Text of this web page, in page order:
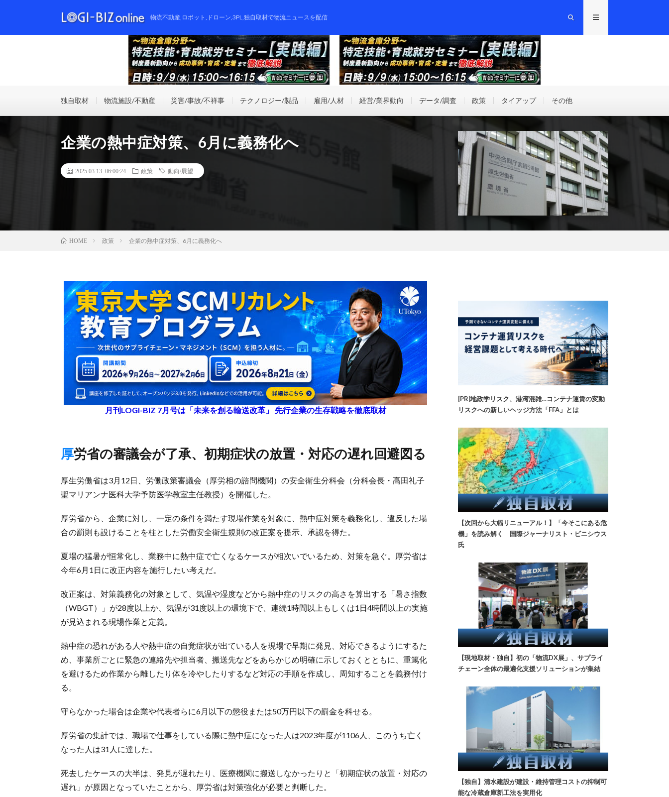
物流不動産,ロボット,ドローン,3PL,独自取材で物流ニュースを配信
独自取材 物流施設/不動産 災害/事故/不祥事 テクノロジー/製品 雇用/人材 経営/業界動向 データ/調査 政策 タイアップ その他
企業の熱中症対策、6月に義務化へ
2025.03.13 06:00:24 政策 動向/展望
HOME 政策 企業の熱中症対策、6月に義務化へ
月刊LOGI-BIZ 7月号は「未来を創る輸送改革」 先行企業の生存戦略を徹底取材
厚労省の審議会が了承、初期症状の放置・対応の遅れ回避図る
厚生労働省は3月12日、労働政策審議会（厚労相の諮問機関）の安全衛生分科会（分科会長・髙田礼子
聖マリアンナ医科大学予防医学教室主任教授）を開催した。
厚労省から、企業に対し、一定の条件を満たす現場作業を対象に、熱中症対策を義務化し、違反した場
合の罰則も設けることを柱とした労働安全衛生規則の改正案を提示、承認を得た。
夏場の猛暑が恒常化し、業務中に熱中症で亡くなるケースが相次いでいるため、対策を急ぐ。厚労省は
今年6月1日に改正内容を施行したい考えだ。
改正案は、対策義務化の対象として、気温や湿度などから熱中症のリスクの高さを算出する「暑さ指数
（WBGT）」が28度以上か、気温が31度以上の環境下で、連続1時間以上もしくは1日4時間以上の実施
が見込まれる現場作業と定義。
熱中症の恐れがある人や熱中症の自覚症状が出ている人を現場で早期に発見、対応できるようにするた
め、事業所ごとに緊急の連絡先や担当者、搬送先などをあらかじめ明確に示しておくとともに、重篤化
を避けるため作業から離したり体を冷やしたりするなど対応の手順を作成し、周知することを義務付け
る。
守らなかった場合は企業や代表者らに6月以下の懲役または50万円以下の罰金を科せる。
厚労省の集計では、職場で仕事をしている際に熱中症になった人は2023年度が1106人、このうち亡く
なった人は31人に達した。
死去したケースの大半は、発見が遅れたり、医療機関に搬送しなかったりと「初期症状の放置・対応の
遅れ」が原因となっていたことから、厚労省は対策強化が必要と判断した。
[PR]地政学リスク、港湾混雑…コンテナ運賃の変動
リスクへの新しいヘッジ方法「FFA」とは
【次回から大幅リニューアル！】「今そこにある危
機」を読み解く 国際ジャーナリスト・ビニシウス
氏
【現地取材・独自】初の「物流DX展」、サプライ
チェーン全体の最適化支援ソリューションが集結
【独自】清水建設が建設・維持管理コストの抑制可
能な冷蔵倉庫新工法を実用化